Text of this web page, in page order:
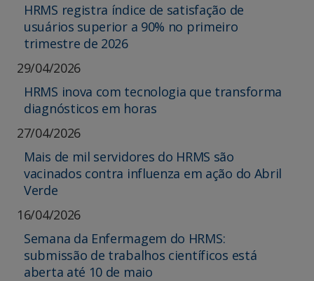
HRMS registra índice de satisfação de
usuários superior a 90% no primeiro
trimestre de 2026
29/04/2026
HRMS inova com tecnologia que transforma
diagnósticos em horas
27/04/2026
Mais de mil servidores do HRMS são
vacinados contra influenza em ação do Abril
Verde
16/04/2026
Semana da Enfermagem do HRMS:
submissão de trabalhos científicos está
aberta até 10 de maio